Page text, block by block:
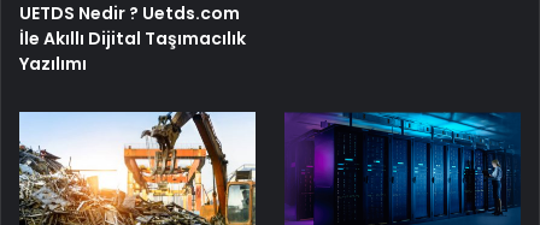
UETDS Nedir ? Uetds.com
İle Akıllı Dijital Taşımacılık
Yazılımı